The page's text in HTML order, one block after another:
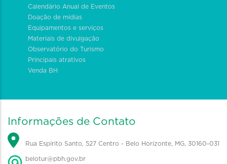
Calendário Anual de Eventos
Doação de mídias
Equipamentos e serviços
Materiais de divulgação
Observatório do Turismo
Principais atrativos
Venda BH
Informações de Contato
Rua Espírito Santo, 527 Centro - Belo Horizonte, MG, 30160-031
belotur@pbh.gov.br